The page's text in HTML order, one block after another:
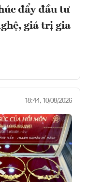
đẩy đầu tư
giá trị gia
18:44, 10/08/2026